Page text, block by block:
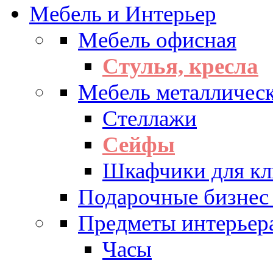
Мебель и Интерьер
Мебель офисная
Стулья, кресла
Мебель
Стеллажи
Сейфы
Шкафчики для
Подарочные бизнес
Предметы
Часы